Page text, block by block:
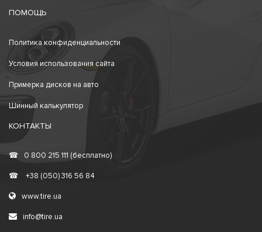
ПОМОЩЬ
Политика конфиденциальности
Условия использования сайта
Примерка дисков на авто
Шинный калькулятор
КОНТАКТЫ
☎ 0 800 215 111 (бесплатно)
☎ +38 (050) 316 56 84
www.tire.ua
info@tire.ua